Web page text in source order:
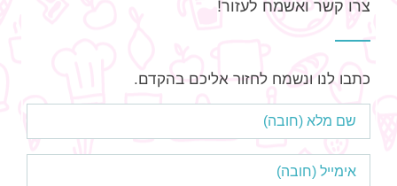
צרו קשר ואשמח לעזור!
כתבו לנו ונשמח לחזור אליכם בהקדם.